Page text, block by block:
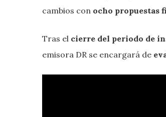
cambios con ocho propuestas
Tras el cierre del periodo de
emisora DR se encargará de